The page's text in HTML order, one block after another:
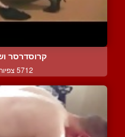
קרוסדרסר
5712 צפיות